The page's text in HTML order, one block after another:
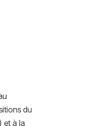
du
) et à la